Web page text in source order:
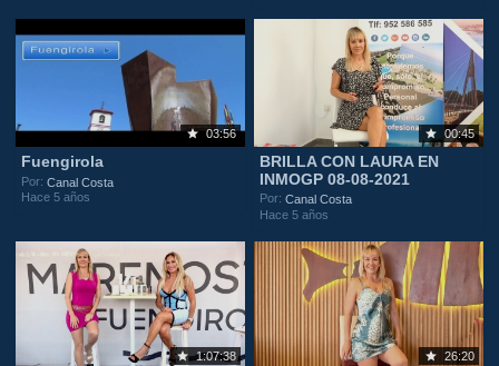
03:56
Fuengirola
Por:Canal Costa
Hace 5 años
00:45
BRILLA CON LAURA EN
INMOGP 08-08-2021
Por:Canal Costa
Hace 5 años
1:07:38 26:20